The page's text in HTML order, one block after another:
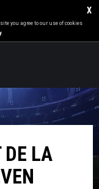
X
you agree to our use of cookies
.
DE LA